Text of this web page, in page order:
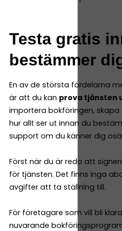
Testa gratis
bestämmer
En av de största fördelarna
är att du kan prova tjänsten
importera bokföringen, skapa
hur allt ser ut innan du
support om du känner dig
Först när du är redo att
för tjänsten. Det finns inga
avgifter att ta ställning till.
För företagare som vill bli
nuvarande